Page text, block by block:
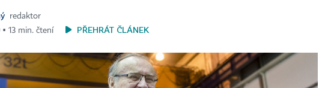
redaktor
13 min. čtení
PŘEHRÁT ČLÁNEK